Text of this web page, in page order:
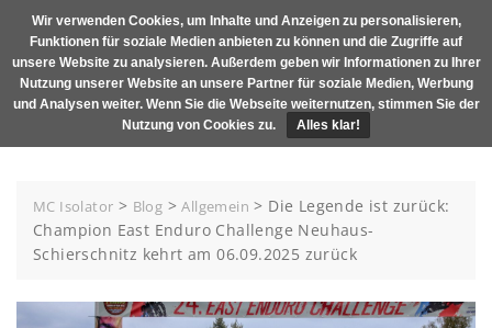
content
MENU
MC Isolator > Blog >Allgemein > Die Legende ist zurück:
Champion East Enduro Challenge Neuhaus-
Schierschnitz kehrt am 06.09.2025 zurück
Wir verwenden Cookies, um Inhalte und Anzeigen zu personalisieren,
Funktionen für soziale Medien anbieten zu können und die Zugriffe auf
unsere Website zu analysieren. Außerdem geben wir Informationen zu Ihrer
Nutzung unserer Website an unsere Partner für soziale Medien, Werbung
und Analysen weiter. Wenn Sie die Webseite weiternutzen, stimmen Sie der
Nutzung von Cookies zu.
Alles klar!